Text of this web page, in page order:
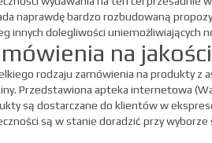
naprawdę bardzo rozbudowaną
innych dolegliwości uniemożliwiających
na
rodzaju zamówienia na produkty z
Przedstawiona apteka internetowa
są dostarczane do klientów w
są w stanie doradzić przy